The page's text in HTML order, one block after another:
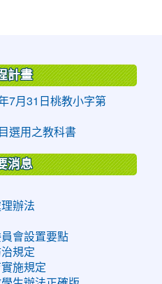
計畫
7月31日桃教小字第
選用之教科書
消息
辦法
員會設置要點
規定
施規定